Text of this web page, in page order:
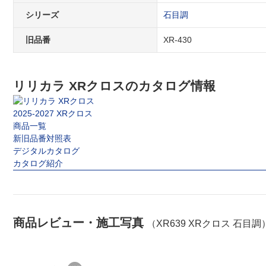
シリーズ 石目調
旧品番 XR-430
リリカラ XRクロスのカタログ情報
2025-2027 XRクロス
商品一覧
新旧品番対照表
デジタルカタログ
カタログ紹介
商品レビュー・施工写真 （XR639 XRクロス 石目調）